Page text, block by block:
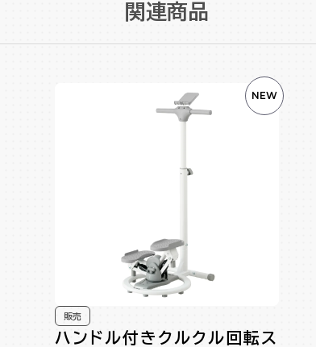
関連商品
販売
ハンドル付きクルクル回転ス
NEW